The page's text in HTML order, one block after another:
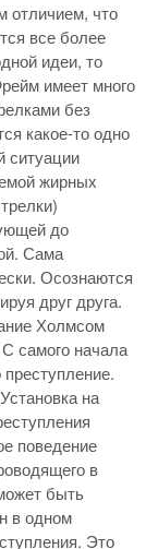
отличием, что
все более
идеи, то
имеет много
без
какое-то одно
ситуации
жирных
до
Сама
Осознаются
друг друга.
Холмсом
самого начала
на
поведение
в
быть
в одном
Это